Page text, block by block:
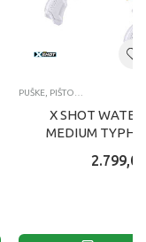
X SHOT
MEDIUM
2.799,00